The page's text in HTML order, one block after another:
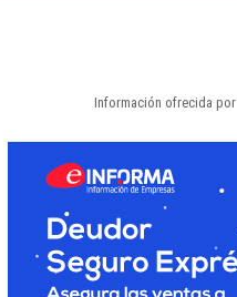
Información ofrecida por